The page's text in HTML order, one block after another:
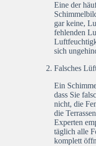
Eine der
gar keine,
fehlenden
sich
Falsches
Ein
dass Sie
nicht, die
die
Experten
täglich alle
komplett